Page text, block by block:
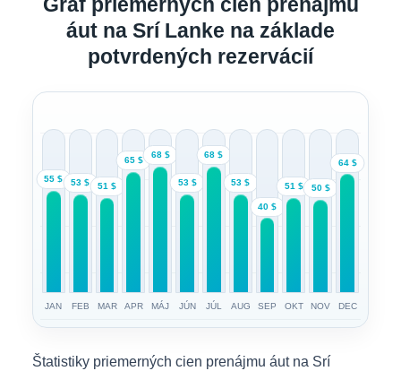
Graf priemerných cien prenájmu
áut na Srí Lanke na základe
potvrdených rezervácií
55 $
JAN
53 $
FEB
51 $
MAR
65 $
APR
68 $
MÁJ
53 $
JÚN
68 $
JÚL
53 $
AUG
40 $
SEP
51 $
OKT
50 $
NOV
64 $
DEC
Štatistiky priemerných cien prenájmu áut na Srí